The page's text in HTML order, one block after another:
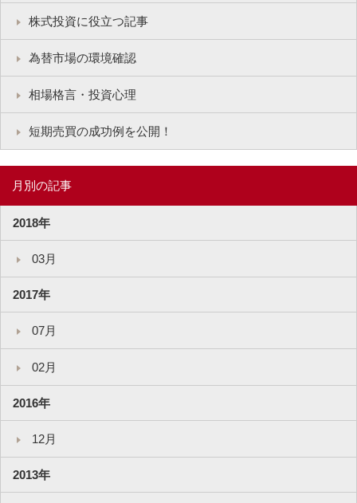
株式投資に役立つ記事
為替市場の環境確認
相場格言・投資心理
短期売買の成功例を公開！
月別の記事
2018年
03月
2017年
07月
02月
2016年
12月
2013年